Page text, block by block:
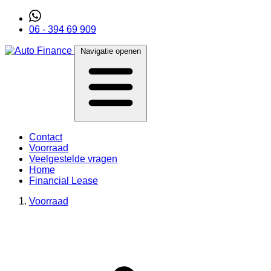
06 - 394 69 909
Navigatie openen
Contact
Voorraad
Veelgestelde vragen
Home
Financial Lease
Voorraad